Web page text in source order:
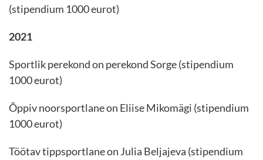
(stipendium 1000 eurot)
2021
Sportlik perekond on perekond Sorge (stipendium
1000 eurot)
Õppiv noorsportlane on Eliise Mikomägi (stipendium
1000 eurot)
Töötav tippsportlane on Julia Beljajeva (stipendium